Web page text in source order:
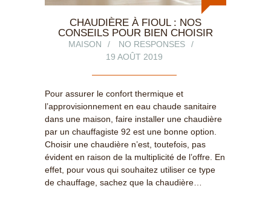
CHAUDIÈRE À FIOUL : NOS
CONSEILS POUR BIEN CHOISIR
MAISON
NO RESPONSES
19 AOÛT 2019
Pour assurer le confort thermique et
l’approvisionnement en eau chaude sanitaire
dans une maison, faire installer une chaudière
par un chauffagiste 92 est une bonne option.
Choisir une chaudière n’est, toutefois, pas
évident en raison de la multiplicité de l’offre. En
effet, pour vous qui souhaitez utiliser ce type
de chauffage, sachez que la chaudière…